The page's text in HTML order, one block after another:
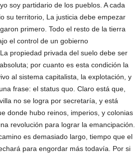
soy partidario de los pueblos. A cada
su territorio, La justicia debe empezar
primero. Todo el resto de la tierra
el control de un gobierno
propiedad privada del suelo debe ser
por cuanto es esta condición la
al sistema capitalista, la explotación, y
frase: el status quo. Claro está que,
no se logra por secretaría, y está
donde hubo reinos, imperios, y colonias
revolución para lograr la emancipación.
es demasiado largo, tiempo que el
para engordar más todavía. Por si